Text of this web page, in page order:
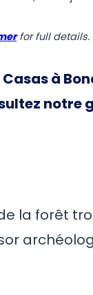
for full details.
à
notre
la forêt